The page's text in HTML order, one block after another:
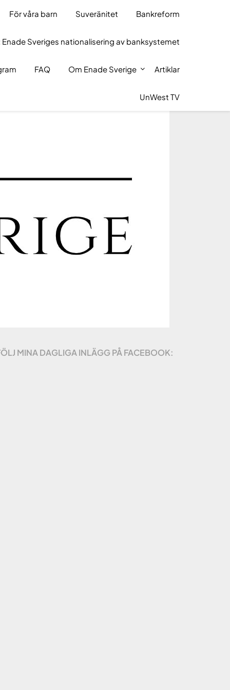
För våra barn Suveränitet Bankreform
Sveriges nationalisering av banksystemet
FAQ Om Enade Sverige Artiklar
UnWest TV
MINA DAGLIGA INLÄGG PÅ FACEBOOK: